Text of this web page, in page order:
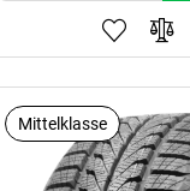
Mittelklasse